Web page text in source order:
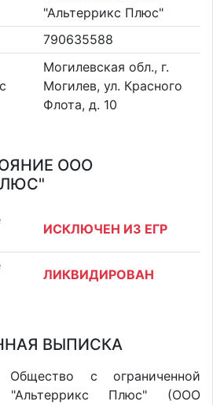
"Альтеррикс Плюс"
790635588
Могилевская обл., г.
Могилев, ул. Красного
Флота, д. 10
ООО
ИСКЛЮЧЕН ИЗ ЕГР
ЛИКВИДИРОВАН
ВЫПИСКА
Общество с ограниченной
"Альтеррикс Плюс" (ООО